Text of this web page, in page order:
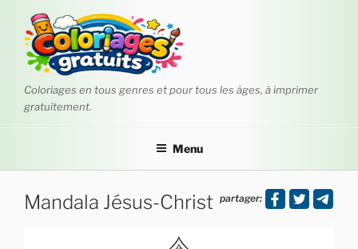
contenu
principal
Coloriages en tous genres et pour tous les âges, à imprimer
gratuitement.
Menu
Mandala Jésus-Christ partager: